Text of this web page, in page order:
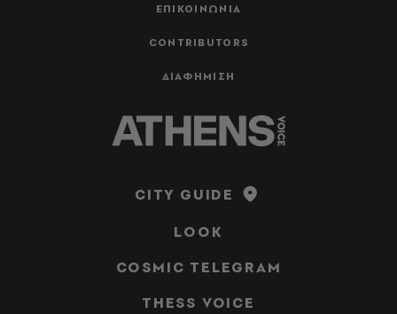
ΕΠΙΚΟΙΝΩΝΙΑ
CONTRIBUTORS
ΔΙΑΦΗΜΙΣΗ
CITY GUIDE
LOOK
COSMIC TELEGRAM
THESS VOICE